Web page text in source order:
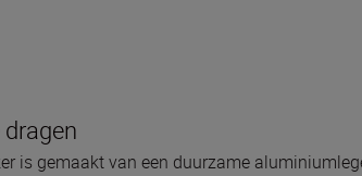
is gemaakt van een duurzame